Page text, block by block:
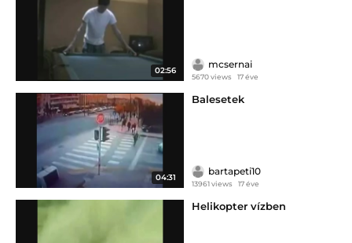
02:56
mcsernai
5670 views 17 éve
04:31
Balesetek
bartapeti10
13961 views 17 éve
Helikopter vízben